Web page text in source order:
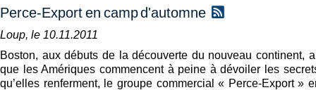
Perce-Export en camp d'automne
Loup, le 10.11.2011
Boston, aux débuts de la découverte du nouveau continent,
que les Amériques commencent à peine à dévoiler les
qu’elles renferment, le groupe commercial « Perce-Export »